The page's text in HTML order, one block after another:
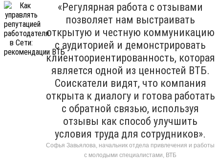
«Регулярная работа с отзывами
позволяет нам выстраивать
открытую и честную коммуникацию
с аудиторией и демонстрировать
клиентоориентированность, которая
является одной из ценностей ВТБ.
Соискатели видят, что компания
открыта к диалогу и готова работать
с обратной связью, используя
отзывы как способ улучшить
условия труда для сотрудников».
Софья Завьялова, начальник отдела привлечения и работы
с молодыми специалистами, ВТБ